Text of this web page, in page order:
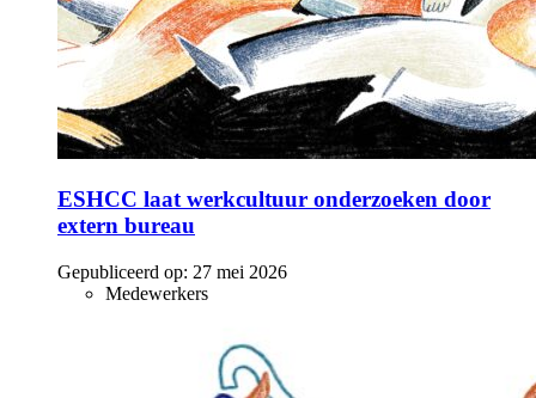
ESHCC laat werkcultuur onderzoeken door
extern bureau
Gepubliceerd op: 27 mei 2026
Medewerkers